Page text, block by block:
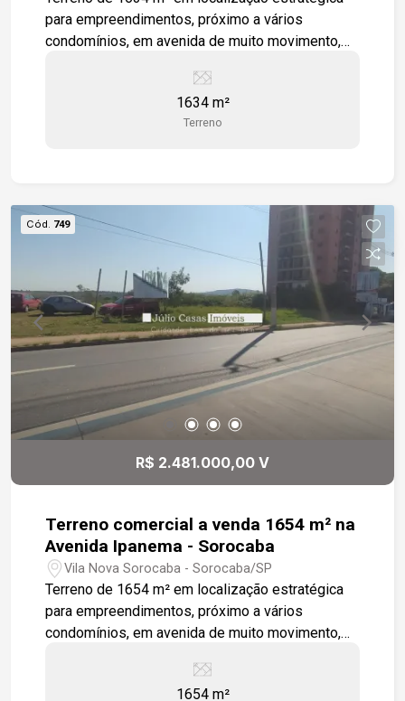
para empreendimentos, próximo a vários
condomínios, em avenida de muito movimento,
1634 m²
Terreno
Cód. 749
R$ 2.481.000,00 V
Terreno comercial a venda 1654 m² na
Avenida Ipanema - Sorocaba
Vila Nova Sorocaba - Sorocaba/SP
Terreno de 1654 m² em localização estratégica
para empreendimentos, próximo a vários
condomínios, em avenida de muito movimento,
Estamos à disposição para te atender. Gostaria
1654 m²